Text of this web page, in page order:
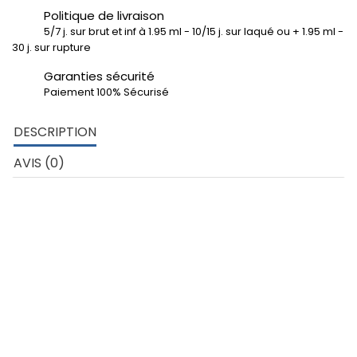
Politique de livraison
5/7 j. sur brut et inf à 1.95 ml - 10/15 j. sur laqué ou + 1.95 ml -
30 j. sur rupture
Garanties sécurité
Paiement 100% Sécurisé
DESCRIPTION
AVIS (0)